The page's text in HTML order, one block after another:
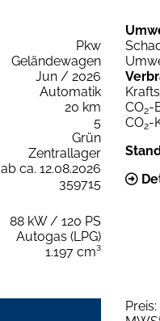
Pkw
Geländewagen
Jun / 2026
Automatik
20 km
5
Grün
Zentrallager
ab ca. 12.08.2026
359715
88 kW / 120 PS
Autogas (LPG)
1.197 cm³
CO2-
CO2-
Preis: